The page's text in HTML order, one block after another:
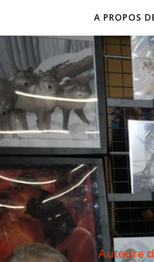
A PROPOS
Auteure